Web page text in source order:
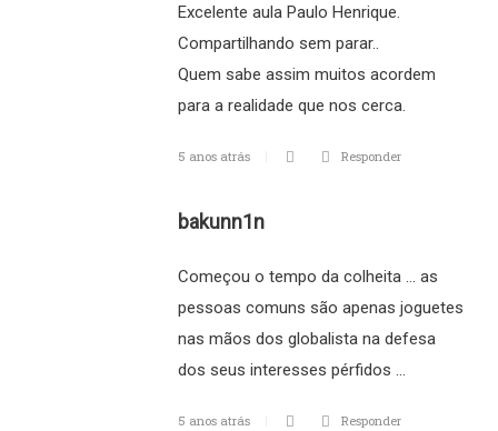
Excelente aula Paulo Henrique.
Compartilhando sem parar..
Quem sabe assim muitos acordem
para a realidade que nos cerca.
5 anos atrás Responder
bakunn1n
Começou o tempo da colheita … as
pessoas comuns são apenas joguetes
nas mãos dos globalista na defesa
dos seus interesses pérfidos …
5 anos atrás Responder